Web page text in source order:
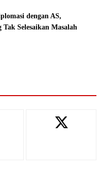
dengan AS,
Tak Selesaikan Masalah